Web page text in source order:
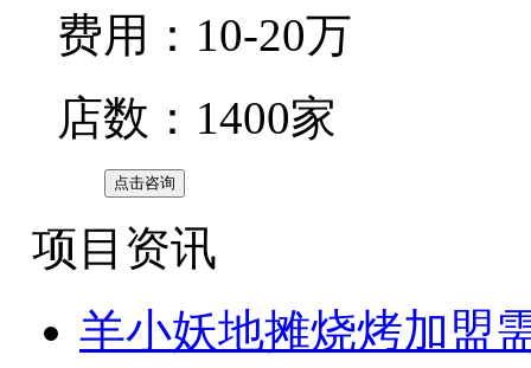
费用：10-20万
店数：1400家
点击咨询
项目资讯
羊小妖地摊烧烤加盟